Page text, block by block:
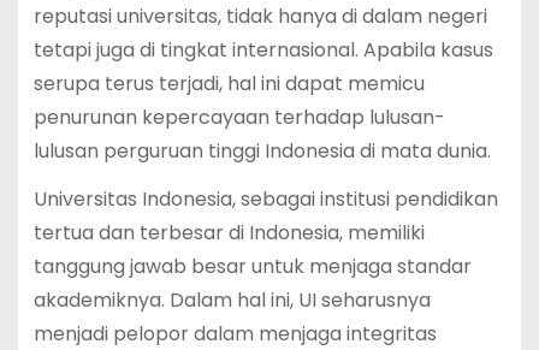
reputasi universitas, tidak hanya di dalam negeri
tetapi juga di tingkat internasional. Apabila kasus
serupa terus terjadi, hal ini dapat memicu
penurunan kepercayaan terhadap lulusan-
lulusan perguruan tinggi Indonesia di mata dunia.
Universitas Indonesia, sebagai institusi pendidikan
tertua dan terbesar di Indonesia, memiliki
tanggung jawab besar untuk menjaga standar
akademiknya. Dalam hal ini, UI seharusnya
menjadi pelopor dalam menjaga integritas